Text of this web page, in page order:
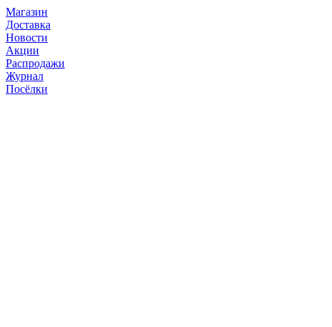
Магазин
Доставка
Новости
Акции
Распродажи
Журнал
Посёлки